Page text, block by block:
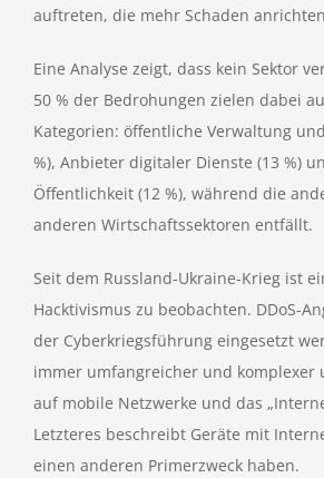
auftreten, die mehr Schaden
Eine Analyse zeigt, dass kein Sektor
50 % der Bedrohungen zielen dabei
Kategorien: öffentliche Verwaltung
%), Anbieter digitaler Dienste (13 %)
Öffentlichkeit (12 %), während die
anderen Wirtschaftssektoren entfällt.
Seit dem Russland-Ukraine-Krieg ist
Hacktivismus zu beobachten. DDoS-
der Cyberkriegsführung eingesetzt
immer umfangreicher und komplexer
auf mobile Netzwerke und das
Letzteres beschreibt Geräte mit
einen anderen Primerzweck haben.